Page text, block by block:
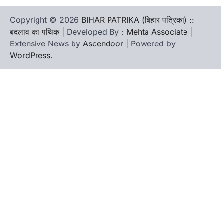
Copyright © 2026 BIHAR PATRIKA (बिहार पत्रिका) ::
बदलाव का पथिक | Developed By : Mehta Associate
Extensive News by Ascendoor | Powered by
WordPress.